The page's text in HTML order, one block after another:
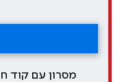
מסרון עם קוד